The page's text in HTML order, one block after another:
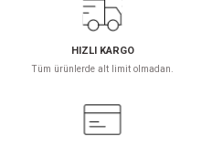
HIZLI KARGO
Tüm ürünlerde alt limit olmadan.